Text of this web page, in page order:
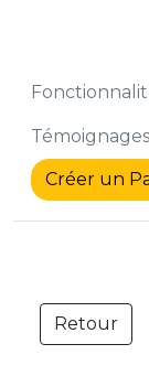
Témoignages
Créer un
Retour